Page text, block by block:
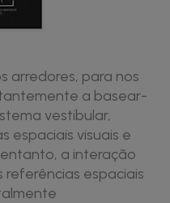
arredores, para nos
a basear-
vestibular,
espaciais visuais e
a interação
referências espaciais